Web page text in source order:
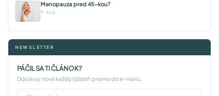
Menopauza pred 45-kou?
4. aug
NEWSLETTER
PÁČIL SA TI ČLÁNOK?
Dostávaj nové každý týždeň priamo do e-mailu.